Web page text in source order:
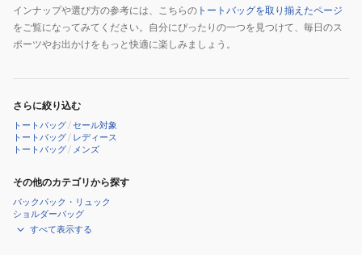
インナップや選び方の参考には、こちらの トートバッグを取り揃えたページ
をご覧になってみてください。自分にぴったりの一つを見つけて、毎日のス
ポーツやお出かけをもっと快適に楽しみましょう。
さらに絞り込む
トートバッグ/セール対象
トートバッグ/ レディース
トートバッグ/ メンズ
その他のカテゴリから探す
バックパック・リュック
ショルダーバッグ
すべて表示する